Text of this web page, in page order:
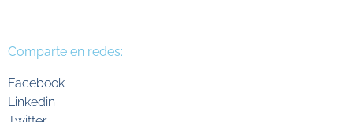
Comparte en redes:
Facebook
Linkedin